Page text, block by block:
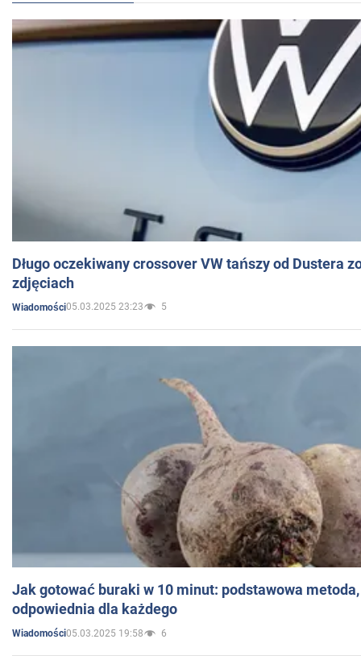
Długo oczekiwany crossover VW tańszy od Dustera
zdjęciach
Wiadomości05.03.2025 23:23 5
Jak gotować buraki w 10 minut: podstawowa
odpowiednia dla każdego
Wiadomości05.03.2025 19:58 6